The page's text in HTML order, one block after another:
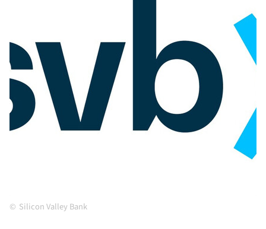
Silicon Valley Bank